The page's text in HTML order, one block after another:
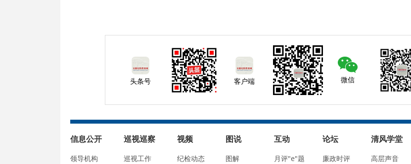
头条号 客户端 微信
信息公开
领导机构
巡视巡察
巡视工作
视频
纪检动态
图说
图解
互动
月评"e"题
论坛
廉政时评
清风学堂
高层声音